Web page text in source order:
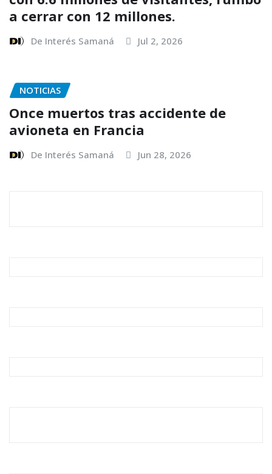
a cerrar con 12 millones.
De Interés Samaná Jul 2, 2026
NOTICIAS
Once muertos tras accidente de
avioneta en Francia
De Interés Samaná Jun 28, 2026